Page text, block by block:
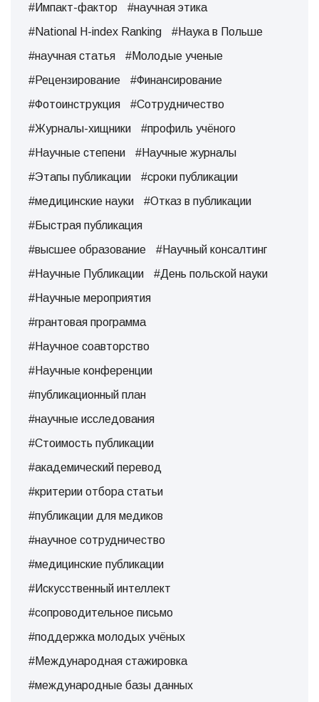
#Импакт-фактор
#научная этика
#National H-index Ranking
#Наука в Польше
#научная статья
#Молодые ученые
#Рецензирование
#Финансирование
#Фотоинструкция
#Сотрудничество
#Журналы-хищники
#профиль учёного
#Научные степени
#Научные журналы
#Этапы публикации
#сроки публикации
#медицинские науки
#Отказ в публикации
#Быстрая публикация
#высшее образование
#Научный консалтинг
#Научные Публикации
#День польской науки
#Научные мероприятия
#грантовая программа
#Научное соавторство
#Научные конференции
#публикационный план
#научные исследования
#Стоимость публикации
#академический перевод
#критерии отбора статьи
#публикации для медиков
#научное сотрудничество
#медицинские публикации
#Искусственный интеллект
#сопроводительное письмо
#поддержка молодых учёных
#Международная стажировка
#международные базы данных